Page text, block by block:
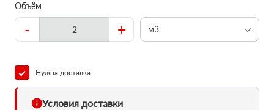
Объём
- + м3
Нужна доставка
Условия доставки